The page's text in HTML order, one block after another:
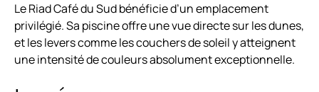
Le Riad Café du Sud bénéficie d’un emplacement
privilégié. Sa piscine offre une vue directe sur les dunes,
et les levers comme les couchers de soleil y atteignent
une intensité de couleurs absolument exceptionnelle.